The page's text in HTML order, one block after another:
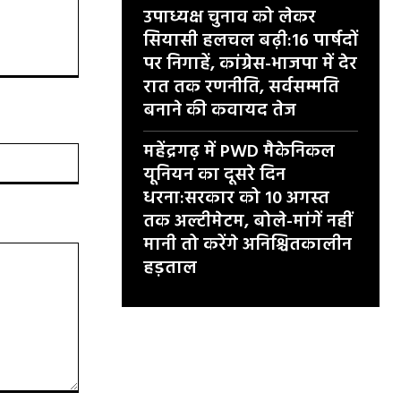
उपाध्यक्ष चुनाव को लेकर
सियासी हलचल बढ़ी:16 पार्षदों
पर निगाहें, कांग्रेस-भाजपा में देर
रात तक रणनीति, सर्वसम्मति
बनाने की कवायद तेज
महेंद्रगढ़ में PWD मैकेनिकल
यूनियन का दूसरे दिन
धरना:सरकार को 10 अगस्त
तक अल्टीमेटम, बोले-मांगें नहीं
मानी तो करेंगे अनिश्चितकालीन
हड़ताल